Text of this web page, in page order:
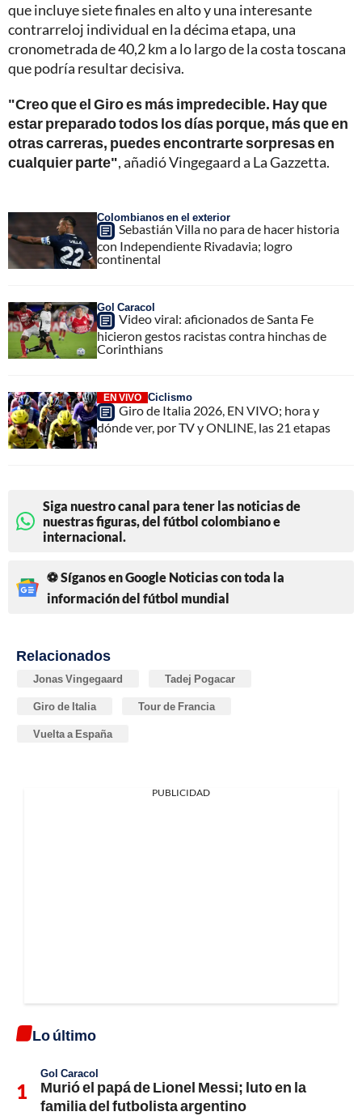
que incluye siete finales en alto y una interesante
contrarreloj individual en la décima etapa, una
cronometrada de 40,2 km a lo largo de la costa toscana
que podría resultar decisiva.
"Creo que el Giro es más impredecible. Hay que
estar preparado todos los días porque, más que en
otras carreras, puedes encontrarte sorpresas en
cualquier parte", añadió Vingegaard a La Gazzetta.
Colombianos en el exterior
Sebastián Villa no para de hacer historia
con Independiente Rivadavia; logro
continental
Gol Caracol
Video viral: aficionados de Santa Fe
hicieron gestos racistas contra hinchas de
Corinthians
EN VIVO Ciclismo
Giro de Italia 2026, EN VIVO; hora y
dónde ver, por TV y ONLINE, las 21 etapas
Siga nuestro canal para tener las noticias de
nuestras figuras, del fútbol colombiano e
internacional.
⚽ Síganos en Google Noticias con toda la
información del fútbol mundial
Relacionados
Jonas Vingegaard Tadej Pogacar
Giro de Italia Tour de Francia
Vuelta a España
PUBLICIDAD
Lo último
Gol Caracol
Murió el papá de Lionel Messi; luto en la
familia del futbolista argentino